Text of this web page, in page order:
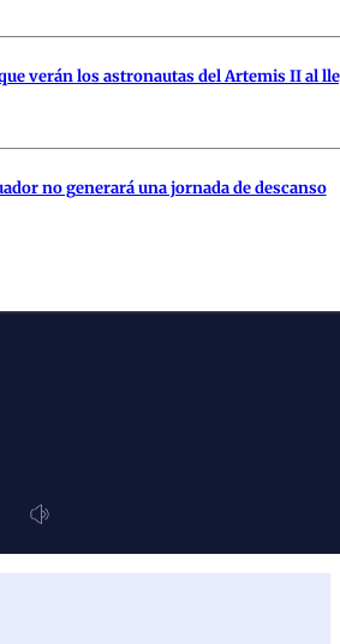
verán los astronautas del Artemis II al
no generará una jornada de descanso